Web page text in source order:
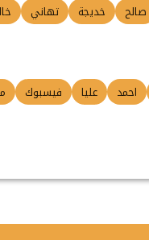
صالح خديجة تهاني
احمد عليا فيسبوك